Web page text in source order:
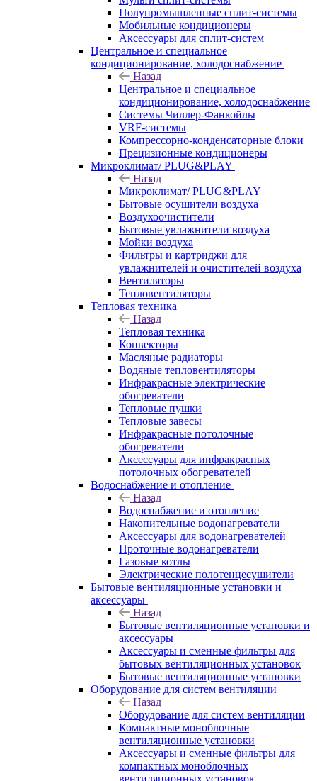
Полупромышленные сплит-системы
Мобильные кондиционеры
Аксессуары для сплит-систем
Центральное и специальное
кондиционирование, холодоснабжение
Назад
Центральное и специальное
кондиционирование, холодоснабжение
Системы Чиллер-Фанкойлы
VRF-системы
Компрессорно-конденсаторные блоки
Прецизионные кондиционеры
Микроклимат/ PLUG&PLAY
Назад
Микроклимат/ PLUG&PLAY
Бытовые осушители воздуха
Воздухоочистители
Бытовые увлажнители воздуха
Мойки воздуха
Фильтры и картриджи для
увлажнителей и очистителей воздуха
Вентиляторы
Тепловентиляторы
Тепловая техника
Назад
Тепловая техника
Конвекторы
Масляные радиаторы
Водяные тепловентиляторы
Инфракрасные электрические
обогреватели
Тепловые пушки
Тепловые завесы
Инфракрасные потолочные
обогреватели
Аксессуары для инфракрасных
потолочных обогревателей
Водоснабжение и отопление
Назад
Водоснабжение и отопление
Накопительные водонагреватели
Аксессуары для водонагревателей
Проточные водонагреватели
Газовые котлы
Электрические полотенцесушители
Бытовые вентиляционные установки и
аксессуары
Назад
Бытовые вентиляционные установки и
аксессуары
Аксессуары и сменные фильтры для
бытовых вентиляционных установок
Бытовые вентиляционные установки
Оборудование для систем вентиляции
Назад
Оборудование для систем вентиляции
Компактные моноблочные
вентиляционные установки
Аксессуары и сменные фильтры для
компактных моноблочных
вентиляционных установок